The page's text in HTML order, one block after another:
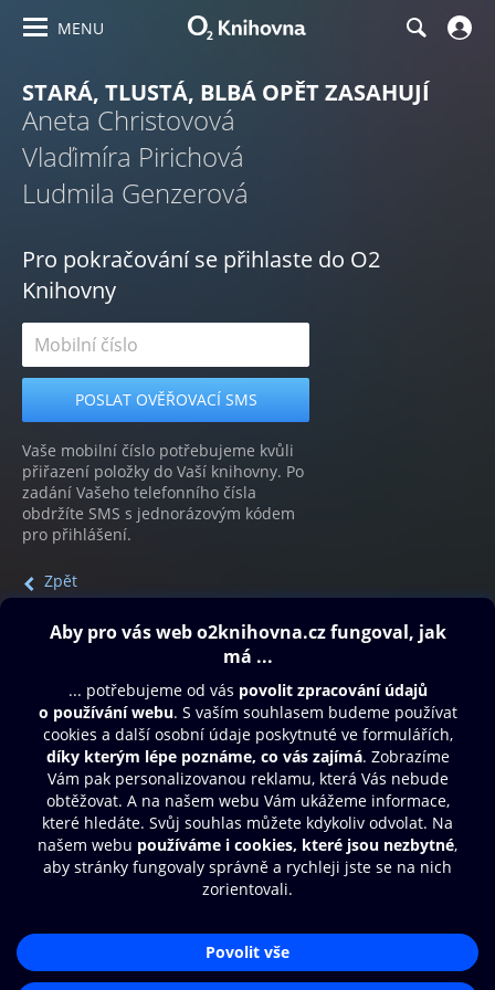
MENU
STARÁ, TLUSTÁ, BLBÁ OPĚT ZASAHUJÍ
Aneta Christovová
Vlaďimíra Pirichová
Ludmila Genzerová
Pro pokračování se přihlaste do O2
Knihovny
Vaše mobilní číslo potřebujeme kvůli
přiřazení položky do Vaší knihovny. Po
zadání Vašeho telefonního čísla
obdržíte SMS s jednorázovým kódem
pro přihlášení.
Zpět
Obsah ke stažení
Moje O2 Knihovna
Další zábava
© O2 Czech Republic a.s.
Přístupnost
Zásady zpracování osobních údajůAplikace O2 Knihovna